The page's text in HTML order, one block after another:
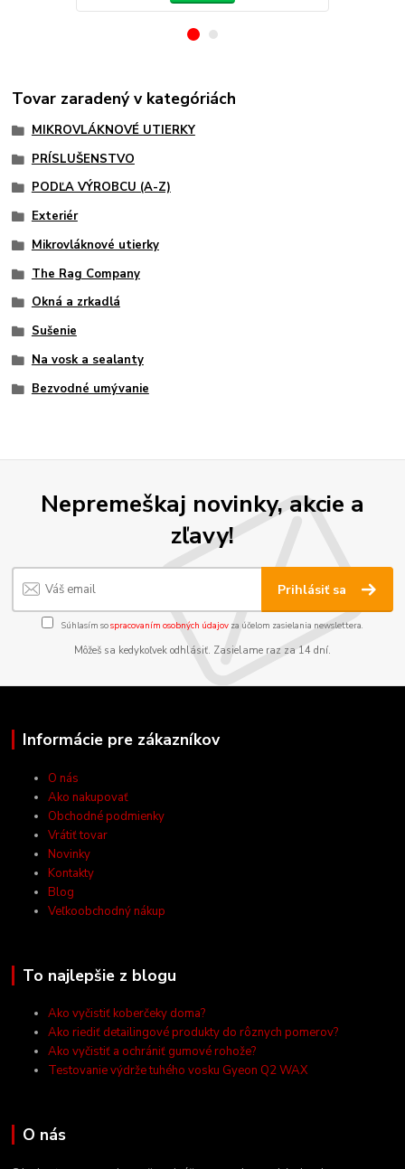
Tovar zaradený v kategóriách
MIKROVLÁKNOVÉ UTIERKY
PRÍSLUŠENSTVO
PODĽA VÝROBCU (A-Z)
Exteriér
Mikrovláknové utierky
The Rag Company
Okná a zrkadlá
Sušenie
Na vosk a sealanty
Bezvodné umývanie
Nepremeškaj novinky, akcie a
zľavy!
Prihlásiť sa
Súhlasím sospracovaním osobných údajov za účelom zasielania newslettera.
Môžeš sa kedykoľvek odhlásiť. Zasielame raz za 14 dní.
Informácie pre zákazníkov
O nás
Ako nakupovať
Obchodné podmienky
Vrátiť tovar
Novinky
Kontakty
Blog
Veľkoobchodný nákup
To najlepšie z blogu
Ako vyčistiť koberčeky doma?
Ako riediť detailingové produkty do rôznych pomerov?
Ako vyčistiť a ochrániť gumové rohože?
Testovanie výdrže tuhého vosku Gyeon Q2 WAX
O nás